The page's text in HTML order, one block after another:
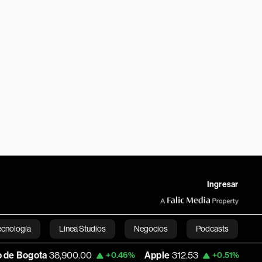
Ingresar
Línea Studios Negocios Podcasts
English+0.46% Apple 312.53 +0.51% USD COP